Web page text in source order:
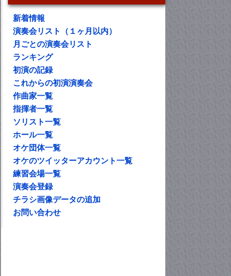
新着情報
演奏会リスト（１ヶ月以内）
月ごとの演奏会リスト
ランキング
初演の記録
これからの初演演奏会
作曲家一覧
指揮者一覧
ソリスト一覧
ホール一覧
オケ団体一覧
オケのツイッターアカウント一覧
練習会場一覧
演奏会登録
チラシ画像データの追加
お問い合わせ